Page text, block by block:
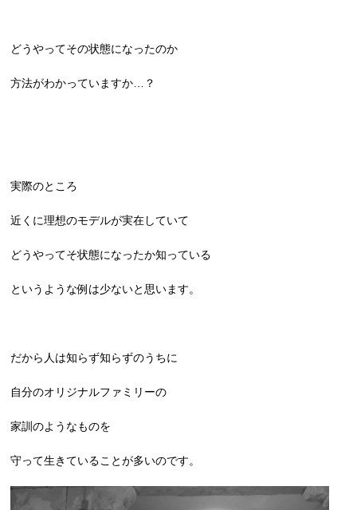
どうやってその状態になったのか
方法がわかっていますか…？
実際のところ
近くに理想のモデルが実在していて
どうやってそ状態になったか知っている
というような例は少ないと思います。
だから人は知らず知らずのうちに
自分のオリジナルファミリーの
家訓のようなものを
守って生きていることが多いのです。